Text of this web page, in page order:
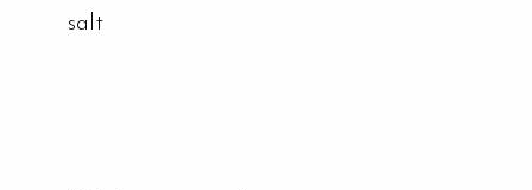
salt